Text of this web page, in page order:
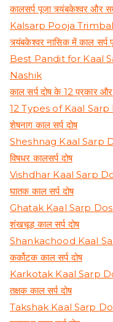
कालसर्प पूजा त्र्यंबकेश्वर और
Kalsarp Pooja
त्र्यंबकेश्वर नासिक में काल सर्प
Best Pandit for Kaal
Nashik
काल सर्प दोष के 12 प्रकार
12 Types of Kaal
शेषनाग काल सर्प दोष
Sheshnag Kaal Sarp
विषधर कालसर्प दोष
Vishdhar Kaal Sarp
घातक काल सर्प दोष
Ghatak Kaal Sarp
शंखचूड़ काल सर्प दोष
Shankachood Kaal
कर्कोटक काल सर्प दोष
Karkotak Kaal Sarp
तक्षक काल सर्प दोष
Takshak Kaal Sarp